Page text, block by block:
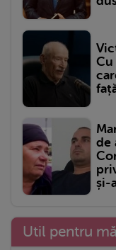
Cu
de
și-
Util pentru